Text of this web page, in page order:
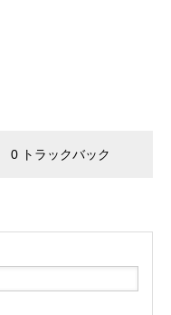
0 トラックバック